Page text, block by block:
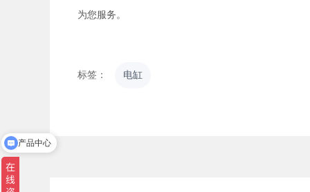
为您服务。
标签： 电缸
产品中心